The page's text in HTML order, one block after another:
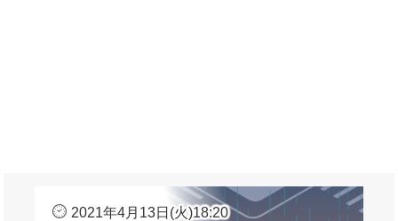
2021年4月13日(火)18:20